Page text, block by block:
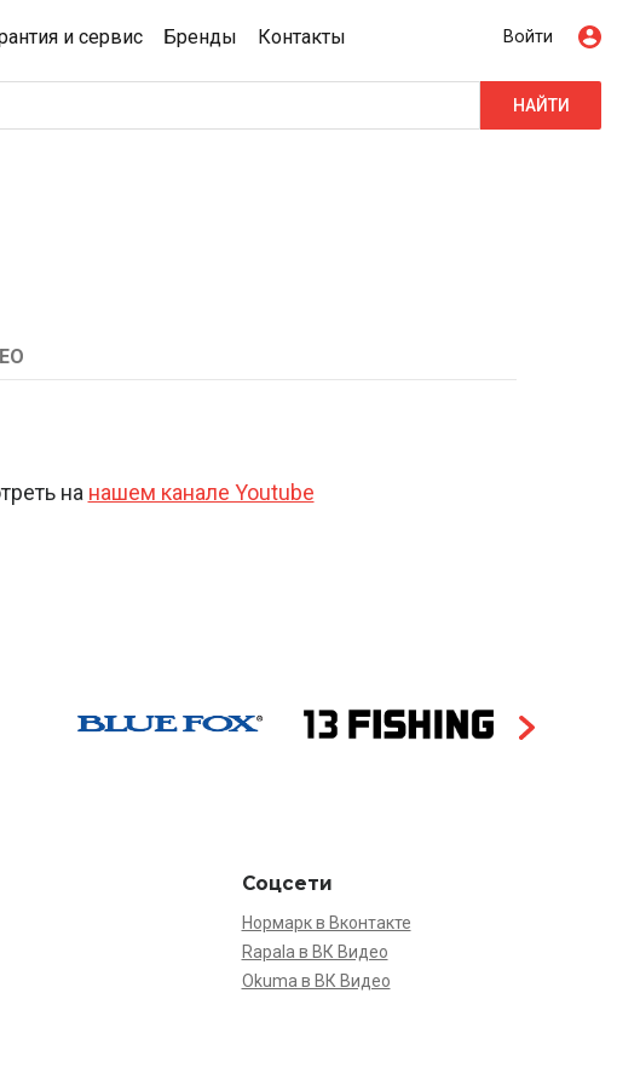
и сервис Бренды Контакты Войти
НАЙТИ
на нашем канале Youtube
Соцсети
Нормарк в Вконтакте
Rapala в ВК Видео
Okuma в ВК Видео